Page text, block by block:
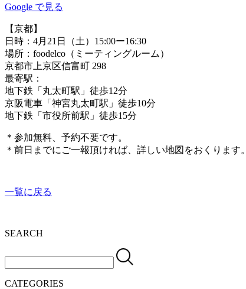
Google で見る
【京都】
日時：4月21日（土）15:00ー16:30
場所：foodelco（ミーティングルーム）
京都市上京区信富町 298
最寄駅：
地下鉄「丸太町駅」徒歩12分
京阪電車「神宮丸太町駅」徒歩10分
地下鉄「市役所前駅」徒歩15分
＊参加無料、予約不要です。
＊前日までにご一報頂ければ、詳しい地図をおくります。
一覧に戻る
SEARCH
CATEGORIES